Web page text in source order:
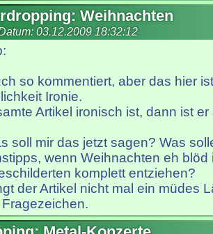
Weihnachten
03.12.2009 18:32:12
so kommentiert, aber das hier
Ironie.
Artikel ironisch ist, dann ist
soll mir das jetzt sagen? Was
wenn Weihnachten eh blöd
komplett entziehen?
der Artikel nicht mal ein müdes